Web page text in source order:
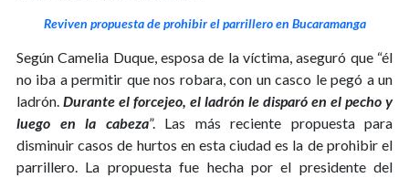
Reviven propuesta de prohibir el parrillero en Bucaramanga
Según Camelia Duque, esposa de la víctima, aseguró que “él
no iba a permitir que nos robara, con un casco le pegó a un
ladrón. Durante el forcejeo, el ladrón le disparó en el pecho y
luego en la cabeza”. Las más reciente propuesta para
disminuir casos de hurtos en esta ciudad es la de prohibir el
parrillero. La propuesta fue hecha por el presidente del